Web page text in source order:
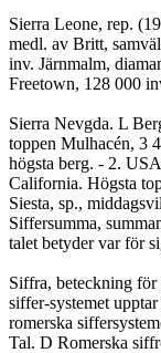
Sierra Leone, rep.
medl. av Britt,
inv. Järnmalm,
Freetown, 128 000
Sierra Nevgda. L
toppen Mulhacén, 3
högsta berg. - 2.
California. Högsta
Siesta, sp.,
Siffersumma,
talet betyder var för
Siffra, beteckning för
siffer-systemet
romerska
Tal. D Romerska